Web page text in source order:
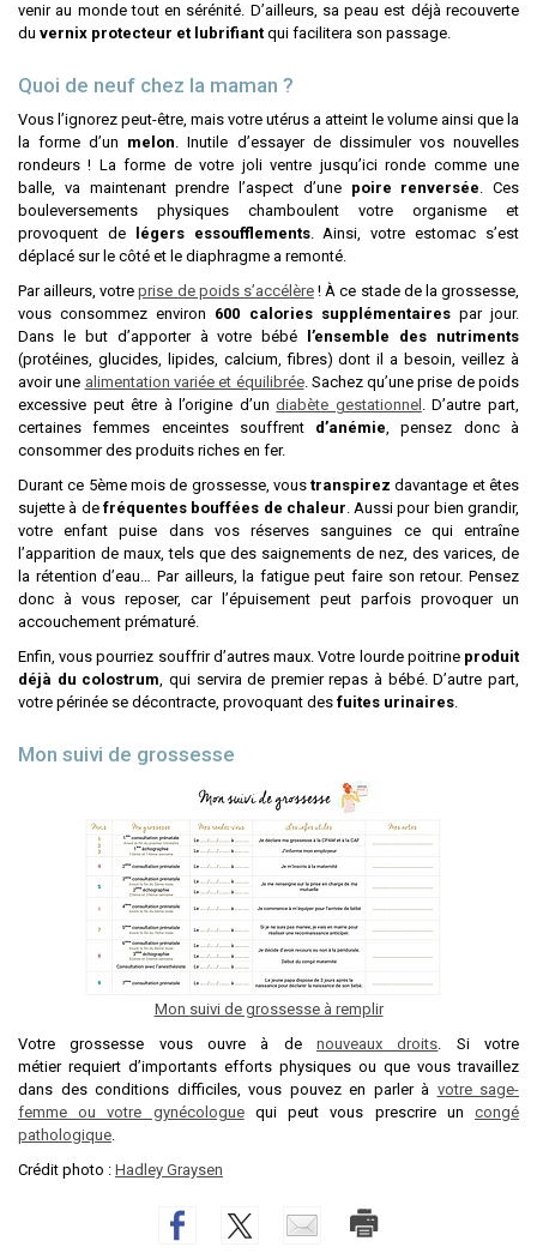
venir au monde tout en sérénité. D’ailleurs, sa peau est déjà recouverte
du vernix protecteur et lubrifiant qui facilitera son passage.
Quoi de neuf chez la maman ?
Vous l’ignorez peut-être, mais votre utérus a atteint le volume ainsi que la
la forme d’un melon. Inutile d’essayer de dissimuler vos nouvelles
rondeurs ! La forme de votre joli ventre jusqu’ici ronde comme une
balle, va maintenant prendre l’aspect d’une poire renversée. Ces
bouleversements physiques chamboulent votre organisme et
provoquent de
légers essoufflements. Ainsi, votre estomac s’est
déplacé sur le côté et le diaphragme a remonté.
Par ailleurs, votreprise de poids s’accélère! À ce stade de la grossesse,
vous consommez environ 600 calories supplémentairespar jour.
Dans le but d’apporter à votre bébé
l’ensemble des nutriments
(protéines, glucides, lipides, calcium, fibres) dont il a besoin, veillez à
avoir une alimentation variée et équilibrée. Sachez qu’une prise de poids
excessive peut être à l’origine d’undiabète gestationnel . D’autre part,
certaines femmes enceintes souffrent d’anémie, pensez donc à
consommer des produits riches en fer.
Durant ce 5ème mois de grossesse, voustranspirez davantage et êtes
sujette à de fréquentes bouffées de chaleur. Aussi pour bien grandir,
votre enfant puise dans vos réserves sanguines ce qui entraîne
l’apparition de maux, tels que des saignements de nez, des varices, de
la rétention d’eau… Par ailleurs, la fatigue peut faire son retour. Pensez
donc à vous reposer, car l’épuisement peut parfois provoquer un
accouchement prématuré.
Enfin, vous pourriez souffrir d’autres maux. Votre lourde poitrine produit
déjà du colostrum, qui servira de premier repas à bébé. D’autre part,
votre périnée se décontracte, provoquant des fuites urinaires.
Mon suivi de grossesse
Mon suivi de grossesse à remplir
Votre grossesse vous ouvre à de nouveaux droits. Si votre
métier requiert d’importants efforts physiques ou que vous travaillez
dans des conditions difficiles, vous pouvez en parler à votre sage-
femme ou votre gynécologuequi peut vous prescrire uncongé
pathologique.
Crédit photo : Hadley Graysen